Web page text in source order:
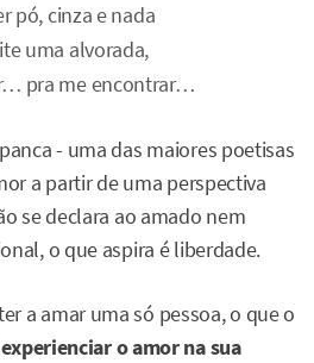
pó, cinza e nada
uma alvorada,
pra me encontrar…
- uma das maiores poetisas
a partir de uma perspectiva
se declara ao amado nem
o que aspira é liberdade.
a amar uma só pessoa, o que o
experienciar o amor na sua